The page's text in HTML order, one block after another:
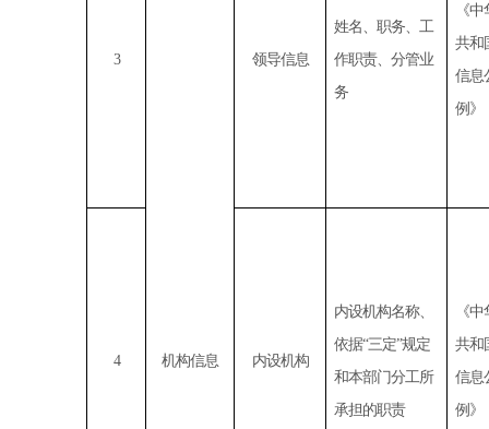
3
机构信息
领导信息
姓名、职务、工
作职责、分管业
务
《
共和
信息
例》
4 内设机构
内设机构名称、
依据“三定”规定
和本部门分工所
承担的职责
《
共和
信息
例》